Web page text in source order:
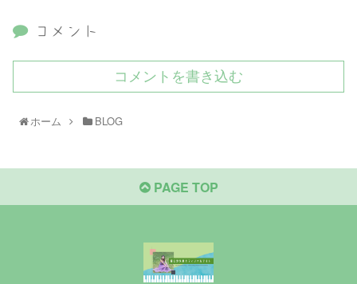
コメント
コメントを書き込む
ホーム BLOG
PAGE TOP